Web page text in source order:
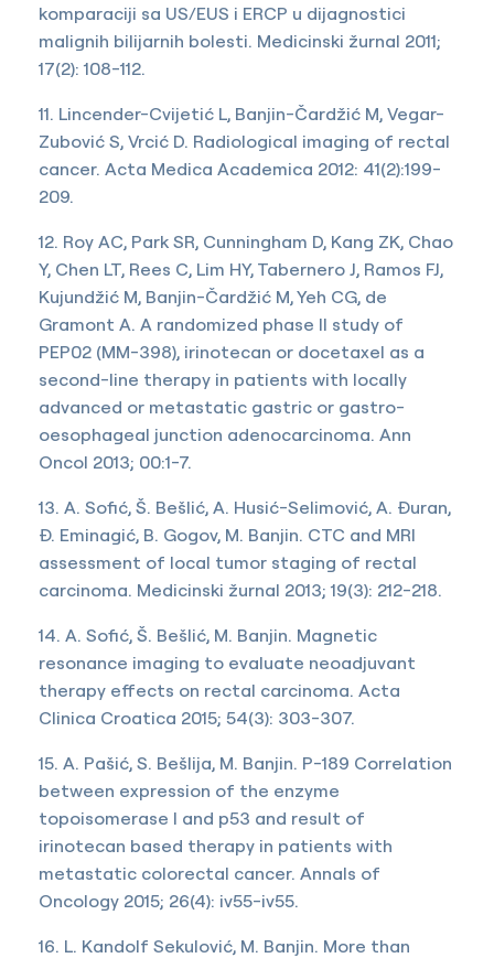
komparaciji sa US/EUS i ERCP u dijagnostici
malignih bilijarnih bolesti. Medicinski žurnal 2011;
17(2): 108-112.
11. Lincender-Cvijetić L, Banjin-Čardžić M, Vegar-
Zubović S, Vrcić D. Radiological imaging of rectal
cancer. Acta Medica Academica 2012: 41(2):199-
209.
12. Roy AC, Park SR, Cunningham D, Kang ZK, Chao
Y, Chen LT, Rees C, Lim HY, Tabernero J, Ramos FJ,
Kujundžić M, Banjin-Čardžić M, Yeh CG, de
Gramont A. A randomized phase II study of
PEP02 (MM-398), irinotecan or docetaxel as a
second-line therapy in patients with locally
advanced or metastatic gastric or gastro-
oesophageal junction adenocarcinoma. Ann
Oncol 2013; 00:1-7.
13. A. Sofić, Š. Bešlić, A. Husić-Selimović, A. Đuran,
Đ. Eminagić, B. Gogov, M. Banjin. CTC and MRI
assessment of local tumor staging of rectal
carcinoma. Medicinski žurnal 2013; 19(3): 212-218.
14. A. Sofić, Š. Bešlić, M. Banjin. Magnetic
resonance imaging to evaluate neoadjuvant
therapy effects on rectal carcinoma. Acta
Clinica Croatica 2015; 54(3): 303-307.
15. A. Pašić, S. Bešlija, M. Banjin. P-189 Correlation
between expression of the enzyme
topoisomerase I and p53 and result of
irinotecan based therapy in patients with
metastatic colorectal cancer. Annals of
Oncology 2015; 26(4): iv55-iv55.
16. L. Kandolf Sekulović, M. Banjin. More than